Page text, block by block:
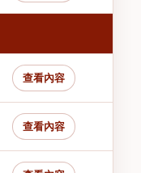
查看內容
查看內容